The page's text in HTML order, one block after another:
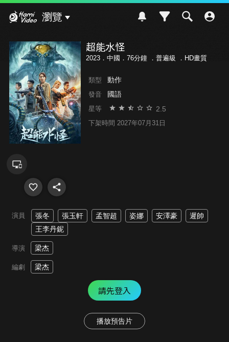
瀏覽
超能水怪
2023．中國．76分鐘 ． 普遍級 ．HD畫質
類型 動作
發音 國語
星等 2.5
下架時間 2027年07月31日
演員 張冬 張玉軒 孟智超 姿娜 安澤豪
遲帥
王李丹鈮
導演 梁杰
編劇 梁杰
請先登入
播放預告片